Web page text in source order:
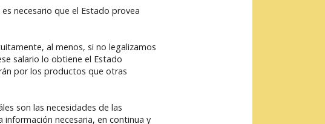
necesario que el Estado provea
al menos, si no legalizamos
salario lo obtiene el Estado
por los productos que otras
son las necesidades de las
necesaria, en continua y